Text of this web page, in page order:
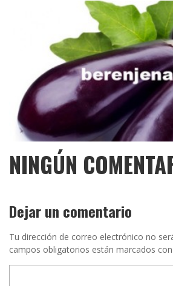
NINGÚN
Dejar un comentario
Tu dirección de correo electrónico no
campos obligatorios están marcados con